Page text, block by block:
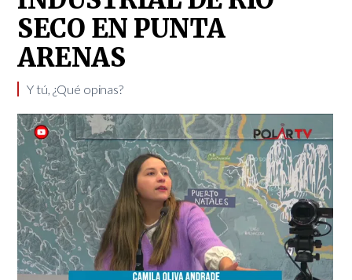
SECO EN PUNTA
ARENAS
Y tú, ¿Qué opinas?